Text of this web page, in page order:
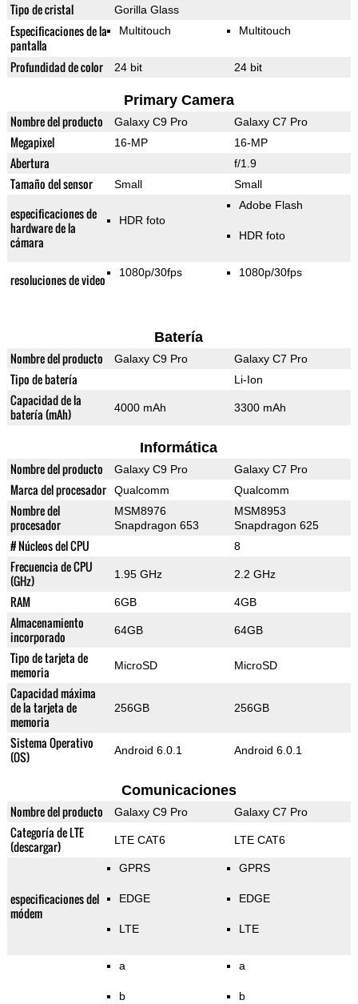
Tipo de cristal Gorilla Glass
Especificaciones de la
pantalla
Multitouch Multitouch
Profundidad de color 24 bit 24 bit
Primary Camera
Nombre del producto Galaxy C9 Pro Galaxy C7 Pro
Megapixel 16-MP 16-MP
Abertura f/1.9
Tamaño del sensor Small Small
especificaciones de
hardware de la
cámara
HDR foto
Adobe Flash
HDR foto
resoluciones de video 1080p/30fps 1080p/30fps
Batería
Nombre del producto Galaxy C9 Pro Galaxy C7 Pro
Tipo de batería Li-Ion
Capacidad de la
batería (mAh)
4000 mAh 3300 mAh
Informática
Nombre del producto Galaxy C9 Pro Galaxy C7 Pro
Marca del procesador Qualcomm Qualcomm
Nombre del
procesador
MSM8976
Snapdragon 653
MSM8953
Snapdragon 625
# Núcleos del CPU 8
Frecuencia de CPU
(GHz)
1.95 GHz 2.2 GHz
RAM 6GB 4GB
Almacenamiento
incorporado
64GB 64GB
Tipo de tarjeta de
memoria
MicroSD MicroSD
Capacidad máxima
de la tarjeta de
memoria
256GB 256GB
Sistema Operativo
(OS)
Android 6.0.1 Android 6.0.1
Comunicaciones
Nombre del producto Galaxy C9 Pro Galaxy C7 Pro
Categoría de LTE
(descargar)
LTE CAT6 LTE CAT6
especificaciones del
módem
GPRS
EDGE
LTE
GPRS
EDGE
LTE
a
b
a
b